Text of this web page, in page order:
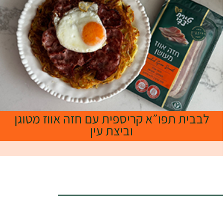
לבבית תפו״א קריספית עם חזה אווז מטוגן
וביצת עין